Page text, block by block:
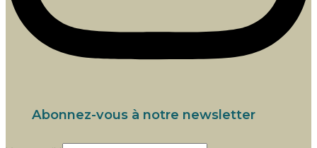
Abonnez-vous à notre newsletter